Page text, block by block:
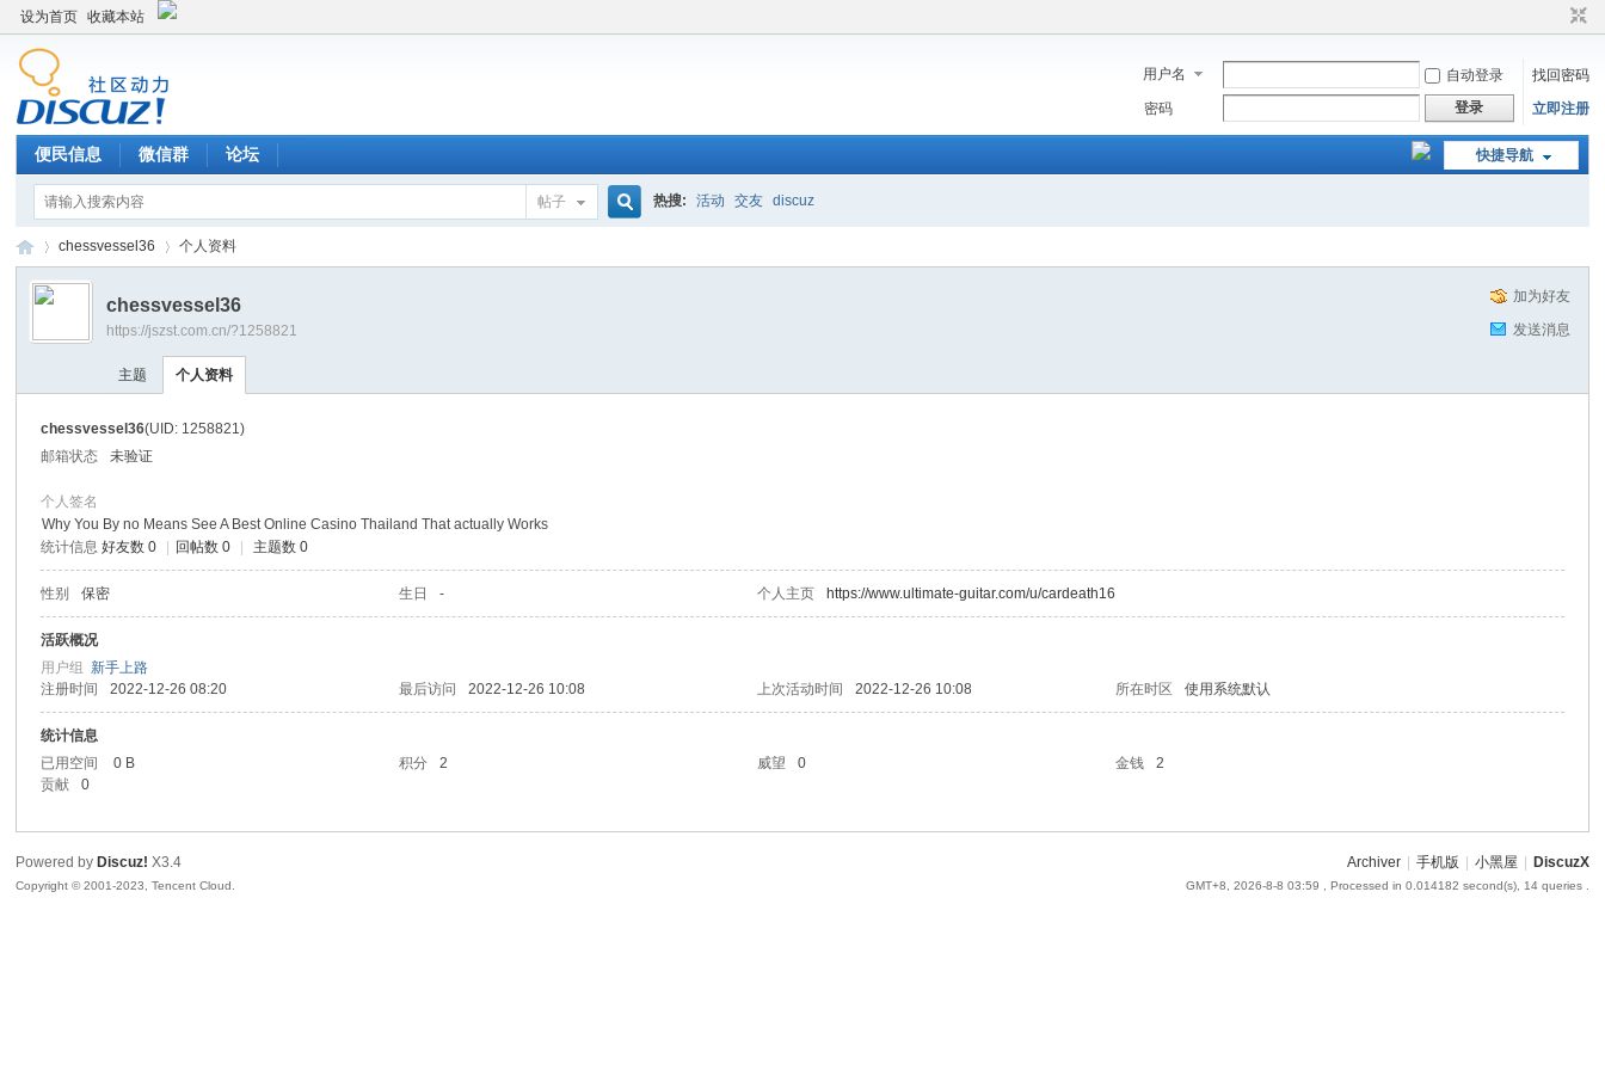
设为首页 收藏本站
用户名 自动登录
找回密码
密码
登录 立即注册
快捷导航
便民信息 微信群 论坛
帖子 热搜: 活动 交友 discuz
›
chessvessel36 个人资料
加为好友
发送消息
chessvessel36
https://jszst.com.cn/?1258821
主题 个人资料
chessvessel36(UID: 1258821)
邮箱状态
未验证
个人签名
Why You By no Means See A Best Online Casino Thailand That actually Works
统计信息 好友数 0 回帖数 0 主题数 0
性别 保密 生日 - 个人主页 https://www.ultimate-guitar.com/u/cardeath16
活跃概况
用户组新手上路
注册时间
2022-12-26 08:20 最后访问 2022-12-26 10:08 上次活动时间 2022-12-26 10:08 所在时区 使用系统默认
统计信息
已用空间
0 B 积分 2 威望 0 金钱
2
贡献
0
Archiver 手机版 小黑屋 DiscuzX
GMT+8, 2026-8-8 03:59 , Processed in 0.014182 second(s), 14 queries .
Powered by Discuz! X3.4
Copyright © 2001-2023, Tencent Cloud.